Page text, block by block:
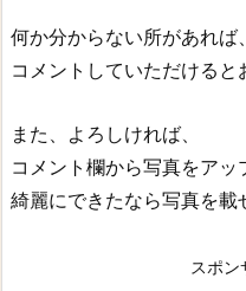
何か分からない所があれば、
コメントしていただけると
また、よろしければ、
コメント欄から写真をアッ
綺麗にできたなら写真を載
スポン